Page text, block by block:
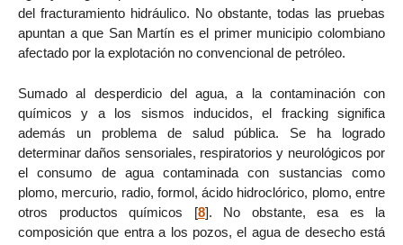
del fracturamiento hidráulico. No obstante, todas las pruebas
apuntan a que San Martín es el primer municipio colombiano
afectado por la explotación no convencional de petróleo.
Sumado al desperdicio del agua, a la contaminación con
químicos y a los sismos inducidos, el fracking significa
además un problema de salud pública. Se ha logrado
determinar daños sensoriales, respiratorios y neurológicos por
el consumo de agua contaminada con sustancias como
plomo, mercurio, radio, formol, ácido hidroclórico, plomo, entre
otros productos químicos [8]. No obstante, esa es la
composición que entra a los pozos, el agua de desecho está